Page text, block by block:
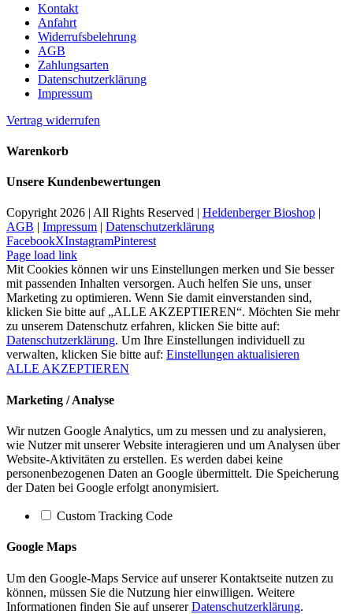
Kontakt
Anfahrt
Widerrufsbelehrung
AGB
Zahlungsarten
Datenschutzerklärung
Impressum
Vertrag widerrufen
Warenkorb
Unsere Kundenbewertungen
Copyright2026 | All Rights Reserved | Heldenberger Bioshop
AGB
Impressum
Datenschutzerklärung
FacebookXInstagramPinterest
Page load link
Mit Cookies können wir uns Einstellungen merken und Sie besser
mit passenden Inhalten versorgen. Auch helfen Sie uns, unser
Marketing zu optimieren. Wenn Sie damit einverstanden sind,
klicken Sie bitte auf „ALLE AKZEPTIEREN“. Möchten Sie mehr
zu unserem Datenschutz erfahren, klicken Sie bitte auf:
Datenschutzerklärung. Um Ihre Einstellungen individuell zu
verwalten, klicken Sie bitte auf: Einstellungen aktualisieren
ALLE AKZEPTIEREN
Marketing / Analyse
Wir nutzen Google Analytics, um zu messen und zu analysieren,
wie Nutzer mit unserer Website interagieren und um Analysen über
Website-Aktivitäten zu erstellen. Es werden dabei keine
personenbezogenen Daten an Google übermittelt. Die Speicherung
der Daten bei Google erfolgt anonymisiert.
Custom Tracking Code
Google Maps
Um den Google-Maps Service auf unserer Kontaktseite nutzen zu
können, müssen Sie die Nutzung hier einwilligen. Weitere
Informationen finden Sie auf unsererDatenschutzerklärung.